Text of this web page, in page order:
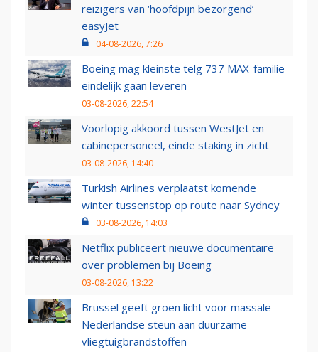
reizigers van ‘hoofdpijn bezorgend’
easyJet
04-08-2026, 7:26
Boeing mag kleinste telg 737 MAX-familie
eindelijk gaan leveren
03-08-2026, 22:54
Voorlopig akkoord tussen WestJet en
cabinepersoneel, einde staking in zicht
03-08-2026, 14:40
Turkish Airlines verplaatst komende
winter tussenstop op route naar Sydney
03-08-2026, 14:03
Netflix publiceert nieuwe documentaire
over problemen bij Boeing
03-08-2026, 13:22
Brussel geeft groen licht voor massale
Nederlandse steun aan duurzame
vliegtuigbrandstoffen